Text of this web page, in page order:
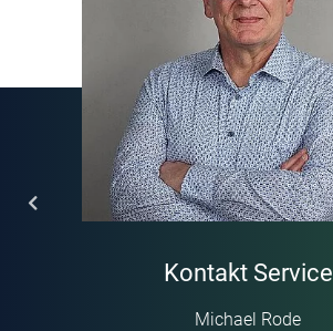
Gebrauchtmaschinen
Feinmechanik/Optik
Medizintechnik
Digitale Unternehmensbroschüre
Newsletter
Kontakt Service
Michael Rode